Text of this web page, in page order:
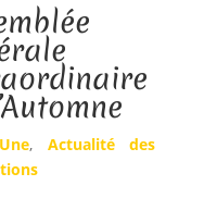
, Actualité des